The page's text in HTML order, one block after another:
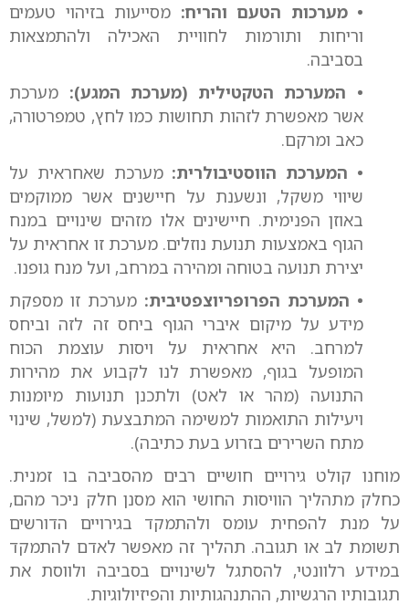
• מערכות הטעם והריח: מסייעות בזיהוי טעמים
וריחות ותורמות לחוויית האכילה ולהתמצאות
בסביבה.
• המערכת הטקטילית (מערכת המגע): מערכת
אשר מאפשרת לזהות תחושות כמו לחץ, טמפרטורה,
כאב ומרקם.
• המערכת הווסטיבולרית: מערכת שאחראית על
שיווי משקל, ונשענת על חיישנים אשר ממוקמים
באוזן הפנימית. חיישינים אלו מזהים שינויים במנח
הגוף באמצעות תנועת נוזלים. מערכת זו אחראית על
יצירת תנועה בטוחה ומהירה במרחב, ועל מנח גופנו.
• המערכת הפרופריוצפטיבית: מערכת זו מספקת
מידע על מיקום איברי הגוף ביחס זה לזה וביחס
למרחב. היא אחראית על ויסות עוצמת הכוח
המופעל בגוף, מאפשרת לנו לקבוע את מהירות
התנועה (מהר או לאט) ולתכנן תנועות מיומנות
ויעילות התואמות למשימה המתבצעת (למשל, שינוי
מתח השרירים בזרוע בעת כתיבה).
מוחנו קולט גירויים חושיים רבים מהסביבה בו זמנית.
כחלק מתהליך הוויסות החושי הוא מסנן חלק ניכר מהם,
על מנת להפחית עומס ולהתמקד בגירויים הדורשים
תשומת לב או תגובה. תהליך זה מאפשר לאדם להתמקד
במידע רלוונטי, להסתגל לשינויים בסביבה ולווסת את
תגובותיו הרגשיות, ההתנהגותיות והפיזיולוגיות.